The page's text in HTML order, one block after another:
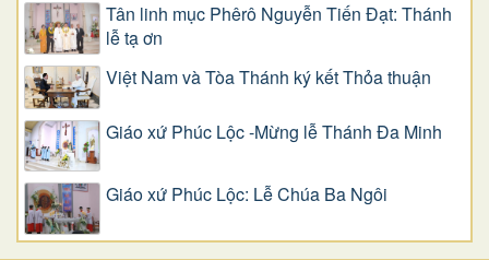
Tân linh mục Phêrô Nguyễn Tiến Đạt: Thánh
lễ tạ ơn
Việt Nam và Tòa Thánh ký kết Thỏa thuận
Giáo xứ Phúc Lộc -Mừng lễ Thánh Đa Minh
Giáo xứ Phúc Lộc: Lễ Chúa Ba Ngôi